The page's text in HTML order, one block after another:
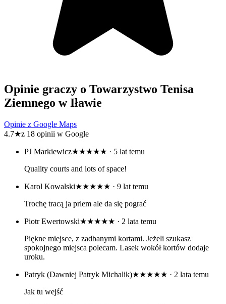
Opinie graczy o Towarzystwo Tenisa
Ziemnego w Iławie
Opinie z Google Maps
4.7★z 18 opinii w Google
PJ Markiewicz★★★★★ · 5 lat temu
Quality courts and lots of space!
Karol Kowalski★★★★★ · 9 lat temu
Trochę tracą ja prlem ale da się pograć
Piotr Ewertowski★★★★★ · 2 lata temu
Piękne miejsce, z zadbanymi kortami. Jeżeli szukasz
spokojnego miejsca polecam. Lasek wokół kortów dodaje
uroku.
Patryk (Dawniej Patryk Michalik)★★★★★ · 2 lata temu
Jak tu wejść